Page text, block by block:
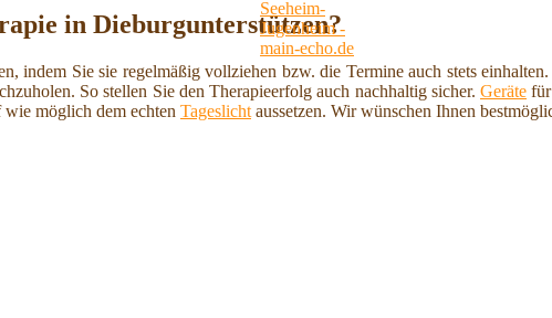
in Dieburgunterstützen?
indem Sie sie regelmäßig vollziehen bzw. die Termine auch stets
So stellen Sie den Therapieerfolg auch nachhaltig sicher. Geräte
möglich dem echten Tageslicht aussetzen. Wir wünschen Ihnen